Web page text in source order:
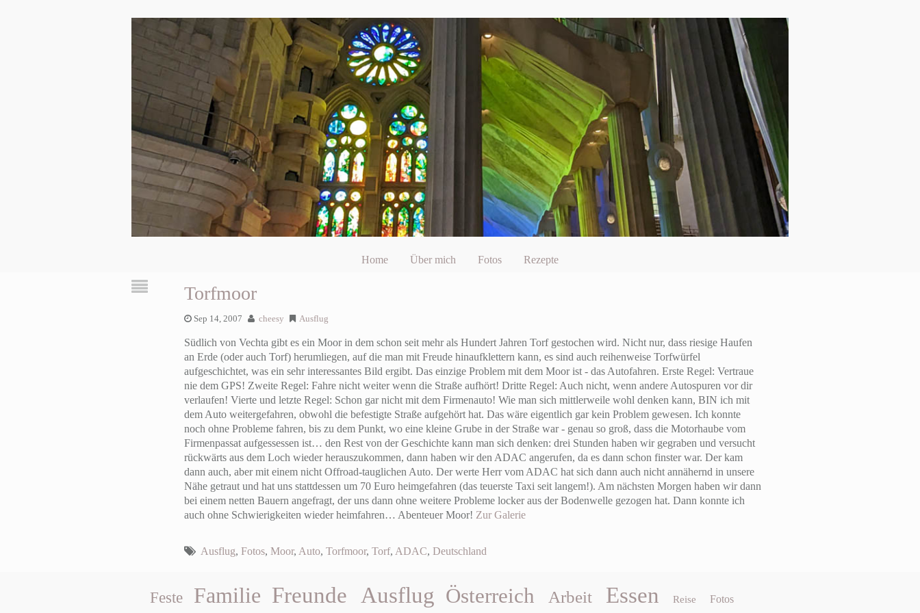
Home Über mich Fotos Rezepte
Torfmoor
Sep 14, 2007 cheesy Ausflug
Südlich von Vechta gibt es ein Moor in dem schon seit mehr als Hundert Jahren Torf gestochen wird. Nicht nur, dass riesige Haufen
an Erde (oder auch Torf) herumliegen, auf die man mit Freude hinaufklettern kann, es sind auch reihenweise Torfwürfel
aufgeschichtet, was ein sehr interessantes Bild ergibt. Das einzige Problem mit dem Moor ist - das Autofahren. Erste Regel: Vertraue
nie dem GPS! Zweite Regel: Fahre nicht weiter wenn die Straße aufhört! Dritte Regel: Auch nicht, wenn andere Autospuren vor dir
verlaufen! Vierte und letzte Regel: Schon gar nicht mit dem Firmenauto! Wie man sich mittlerweile wohl denken kann, BIN ich mit
dem Auto weitergefahren, obwohl die befestigte Straße aufgehört hat. Das wäre eigentlich gar kein Problem gewesen. Ich konnte
noch ohne Probleme fahren, bis zu dem Punkt, wo eine kleine Grube in der Straße war - genau so groß, dass die Motorhaube vom
Firmenpassat aufgessessen ist… den Rest von der Geschichte kann man sich denken: drei Stunden haben wir gegraben und versucht
rückwärts aus dem Loch wieder herauszukommen, dann haben wir den ADAC angerufen, da es dann schon finster war. Der kam
dann auch, aber mit einem nicht Offroad-tauglichen Auto. Der werte Herr vom ADAC hat sich dann auch nicht annähernd in unsere
Nähe getraut und hat uns stattdessen um 70 Euro heimgefahren (das teuerste Taxi seit langem!). Am nächsten Morgen haben wir dann
bei einem netten Bauern angefragt, der uns dann ohne weitere Probleme locker aus der Bodenwelle gezogen hat. Dann konnte ich
auch ohne Schwierigkeiten wieder heimfahren… Abenteuer Moor! Zur Galerie
Ausflug, Fotos, Moor, Auto, Torfmoor, Torf, ADAC, Deutschland
Feste Familie Freunde Ausflug Österreich Arbeit Essen Reise Fotos